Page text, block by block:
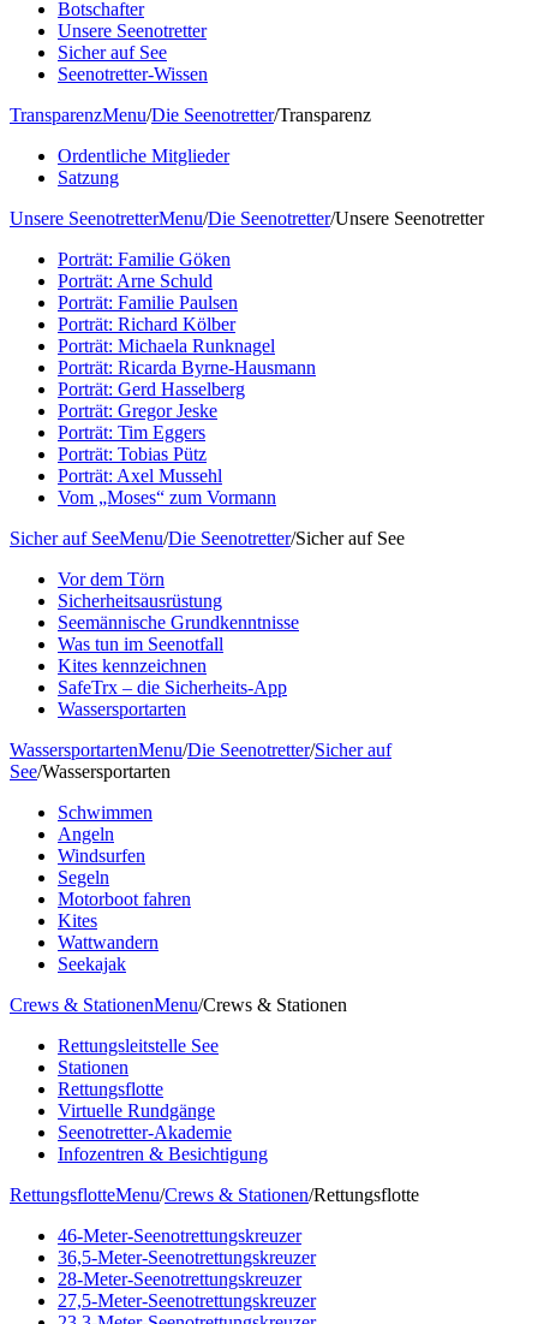
Botschafter
Unsere Seenotretter
Sicher auf See
Seenotretter-Wissen
TransparenzMenu/Die Seenotretter/Transparenz
Ordentliche Mitglieder
Satzung
Unsere SeenotretterMenu/Die Seenotretter/Unsere Seenotretter
Porträt: Familie Göken
Porträt: Arne Schuld
Porträt: Familie Paulsen
Porträt: Richard Kölber
Porträt: Michaela Runknagel
Porträt: Ricarda Byrne-Hausmann
Porträt: Gerd Hasselberg
Porträt: Gregor Jeske
Porträt: Tim Eggers
Porträt: Tobias Pütz
Porträt: Axel Mussehl
Vom „Moses“ zum Vormann
Sicher auf SeeMenu/Die Seenotretter/Sicher auf See
Vor dem Törn
Sicherheitsausrüstung
Seemännische Grundkenntnisse
Was tun im Seenotfall
Kites kennzeichnen
SafeTrx – die Sicherheits-App
Wassersportarten
WassersportartenMenu/Die Seenotretter/Sicher auf
See/Wassersportarten
Schwimmen
Angeln
Windsurfen
Segeln
Motorboot fahren
Kites
Wattwandern
Seekajak
Crews & StationenMenu/Crews & Stationen
Rettungsleitstelle See
Stationen
Rettungsflotte
Virtuelle Rundgänge
Seenotretter-Akademie
Infozentren & Besichtigung
RettungsflotteMenu/Crews & Stationen/Rettungsflotte
46-Meter-Seenotrettungskreuzer
36,5-Meter-Seenotrettungskreuzer
28-Meter-Seenotrettungskreuzer
27,5-Meter-Seenotrettungskreuzer